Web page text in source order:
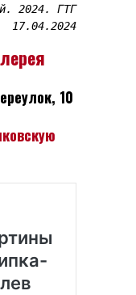
2024. ГТГ
17.04.2024
10